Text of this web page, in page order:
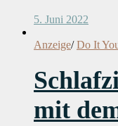
5. Juni 2022
Anzeige/ Do It
mit